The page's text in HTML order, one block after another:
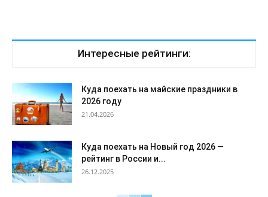
Интересные рейтинги:
Куда поехать на майские праздники в
2026 году
21.04.2026
Куда поехать на Новый год 2026 —
рейтинг в России и...
26.12.2025